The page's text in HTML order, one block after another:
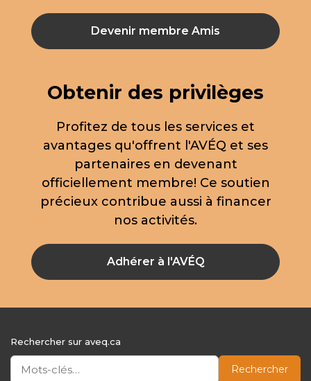
Devenir membre Amis
Obtenir des privilèges
Profitez de tous les services et
avantages qu'offrent l'AVÉQ et ses
partenaires en devenant
officiellement membre! Ce soutien
précieux contribue aussi à financer
nos activités.
Adhérer à l'AVÉQ
Rechercher sur aveq.ca
Rechercher